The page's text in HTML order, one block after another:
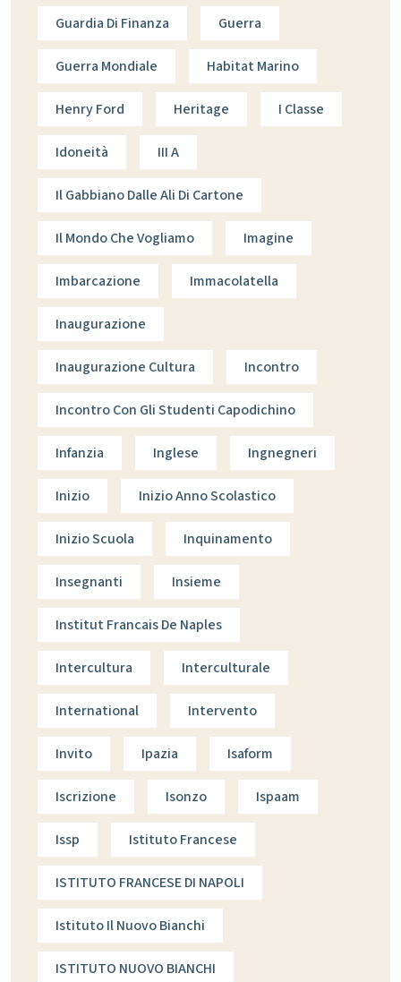
Guardia Di Finanza Guerra
Guerra Mondiale Habitat Marino
Henry Ford Heritage I Classe
Idoneità III A
Il Gabbiano Dalle Ali Di Cartone
Il Mondo Che Vogliamo Imagine
Imbarcazione Immacolatella
Inaugurazione
Inaugurazione Cultura Incontro
Incontro Con Gli Studenti Capodichino
Infanzia Inglese Ingnegneri
Inizio Inizio Anno Scolastico
Inizio Scuola Inquinamento
Insegnanti Insieme
Institut Francais De Naples
Intercultura Interculturale
International Intervento
Invito Ipazia Isaform
Iscrizione Isonzo Ispaam
Issp Istituto Francese
ISTITUTO FRANCESE DI NAPOLI
Istituto Il Nuovo Bianchi
ISTITUTO NUOVO BIANCHI